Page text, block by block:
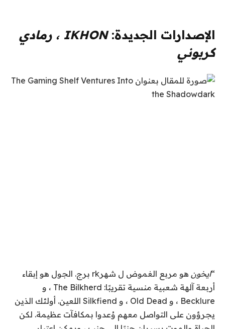
الإصدارات الجديدة:
IKHON ، رمادي
كربوني
“ايخون هو مربع الغموض ل شهرrk برج. الجول هو إبقاء
أربعة آلهة شعبية منسية تقريبًا:
The Bilkherd ، و
Becklure ، و Old Dead ، و Silkfiend اللعين. أولئك الذين
يجرؤون على التواصل معهم وُعدوا بمكافآت عظيمة. لكن